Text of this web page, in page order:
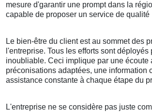
mesure d'garantir une prompt dans la
capable de proposer un service de qualité
Le bien-être du client est au sommet des
l'entreprise. Tous les efforts sont déployés
inoubliable. Ceci implique par une écoute
préconisations adaptées, une information
assistance constante à chaque étape du
L'entreprise ne se considère pas juste